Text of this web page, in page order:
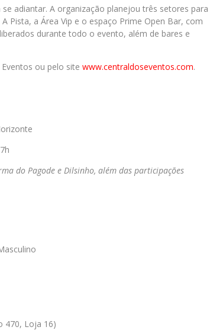
adiantar. A organização planejou três setores para
Pista, a Área Vip e o espaço Prime Open Bar, com
durante todo o evento, além de bares e
ou pelo site www.centraldoseventos.com.
do Pagode e Dilsinho, além das participações
470, Loja 16)